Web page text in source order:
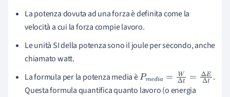
La potenza dovuta ad una forza è definita come la
velocità a cui la forza compie lavoro.
Le unità SI della potenza sono il joule per secondo, anche
chiamato watt.
La formula per la potenza media èPmedia =W Δt= ΔEΔ t
.
Questa formula quantifica quanto lavoro (o energia